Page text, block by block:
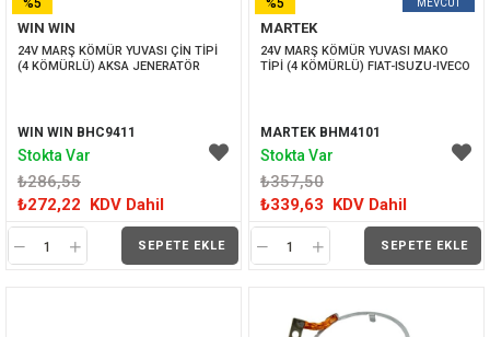
WIN WIN
24V MARŞ KÖMÜR YUVASI ÇİN TİPİ
(4 KÖMÜRLÜ) AKSA JENERATÖR
WIN WIN BHC9411
₺286,55
₺272,22 KDV Dahil
SEPETE EKLE
%5
İNDIRIM
Stokta Var
MARTEK
24V MARŞ KÖMÜR YUVASI MAKO
TİPİ (4 KÖMÜRLÜ) FIAT-ISUZU-IVECO
MARTEK BHM4101
₺357,50
₺339,63 KDV Dahil
SEPETE EKLE
%5
İNDIRIM
Stokta Var